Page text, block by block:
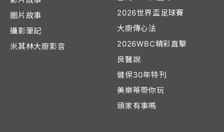
圖片故事
攝影筆記
米其林大廚影音
2026世界盃足球賽
大廚傳心法
2026WBC精彩直擊
良醫說
健保30年特刊
美樂蒂帶你玩
頭家有事嗎